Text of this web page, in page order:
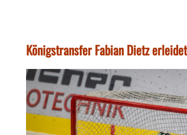
Königstransfer Fabian Dietz